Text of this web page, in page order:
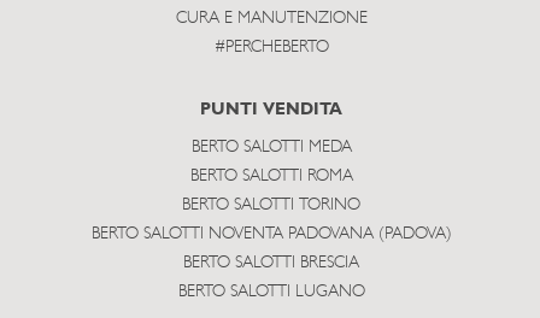
CURA E MANUTENZIONE
#PERCHEBERTO
PUNTI VENDITA
BERTO SALOTTI MEDA
BERTO SALOTTI ROMA
BERTO SALOTTI TORINO
BERTO SALOTTI NOVENTA PADOVANA (PADOVA)
BERTO SALOTTI BRESCIA
BERTO SALOTTI LUGANO